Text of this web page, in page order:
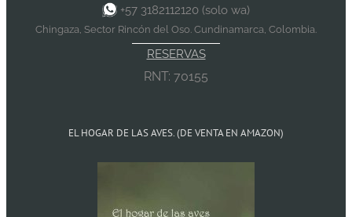
+57 3182112120 (solo wa)
Chingaza, Sector Rincón del Oso. Cundinamarca, Colombia.
RESERVAS
RNT: 70155
EL HOGAR DE LAS AVES. (DE VENTA EN AMAZON)